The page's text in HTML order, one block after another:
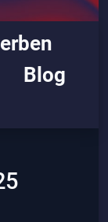
Blog